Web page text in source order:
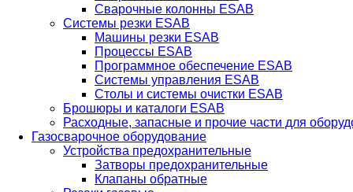
Сварочные колонны ESAB
Системы резки ESAB
Машины резки ESAB
Процессы ESAB
Программное обеспечение ESAB
Системы управления ESAB
Столы и системы очистки ESAB
Брошюры и каталоги ESAB
Расходные, запасные и прочие части для
Газосварочное оборудование
Устройства предохранительные
Затворы предохранительные
Клапаны обратные